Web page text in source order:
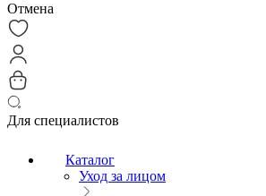
Отмена
Для специалистов
Каталог
Уход за лицом